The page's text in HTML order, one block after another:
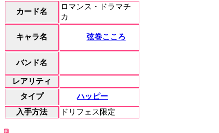
カード名
ロマンス・ドラマチ
カ
キャラ名 弦巻こころ
バンド名
レアリティ
タイプ
ハッピー
入手方法
ドリフェス限定